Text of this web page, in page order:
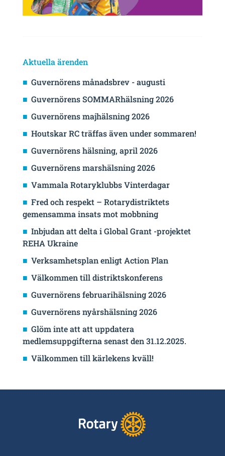
Aktuella ärenden
Guvernörens månadsbrev - augusti
Guvernörens SOMMARhälsning 2026
Guvernörens majhälsning 2026
Houtskar RC träffas även under sommaren!
Guvernörens hälsning, april 2026
Guvernörens marshälsning 2026
Vammala Rotaryklubbs Vinterdagar
Fred och respekt – Rotarydistriktets
gemensamma insats mot mobbning
Inbjudan att delta i Global Grant -projektet
REHA Ukraine
Verksamhetsplan enligt Action Plan
Välkommen till distriktskonferens
Guvernörens februarihälsning 2026
Guvernörens nyårshälsning 2026
Glöm inte att att uppdatera
medlemsuppgifterna senast den 31.12.2025.
Välkommen till kärlekens kväll!